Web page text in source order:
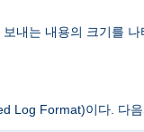
내는 내용의 크기를
Log Format)이다. 다